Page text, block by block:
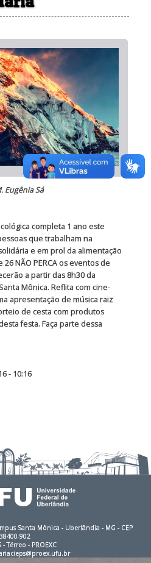
Eugênia Sá
completa 1 ano este
que trabalham na
e em prol da alimentação
26 NÃO PERCA os eventos de
a partir das 8h30 da
Mônica. Reflita com cine-
apresentação de música raiz
de cesta com produtos
festa. Faça parte dessa
- 10:16
Santa Mônica - Uberlândia - MG - CEP
38400-902
- Térreo - PROEXC